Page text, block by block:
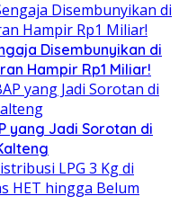
Disembunyikan di
Hampir Rp1 Miliar!
yang Jadi Sorotan di